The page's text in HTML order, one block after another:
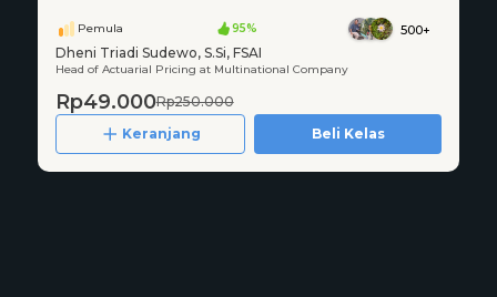
Pemula 95% 500+
Dheni Triadi Sudewo, S.Si, FSAI
Head of Actuarial Pricing at Multinational Company
Rp49.000Rp250.000
Keranjang
Beli Kelas